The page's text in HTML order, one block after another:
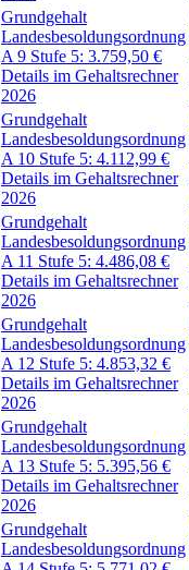
Grundgehalt
Landesbesoldungsordnung
A 9 Stufe 5: 3.759,50 €
Details im Gehaltsrechner
2026
Grundgehalt
Landesbesoldungsordnung
A 10 Stufe 5: 4.112,99 €
Details im Gehaltsrechner
2026
Grundgehalt
Landesbesoldungsordnung
A 11 Stufe 5: 4.486,08 €
Details im Gehaltsrechner
2026
Grundgehalt
Landesbesoldungsordnung
A 12 Stufe 5: 4.853,32 €
Details im Gehaltsrechner
2026
Grundgehalt
Landesbesoldungsordnung
A 13 Stufe 5: 5.395,56 €
Details im Gehaltsrechner
2026
Grundgehalt
Landesbesoldungsordnung